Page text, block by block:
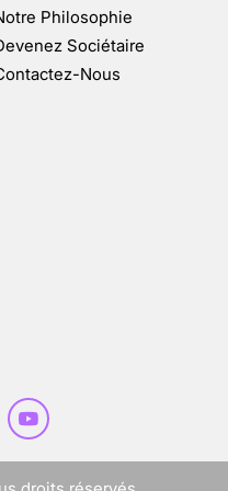
(1/5)
jan 2022
SCANNER, IRM, RADIO,
ÉCHO : DES IMAGES
TOUTES LES
Philosophie
Sociétaire
Nous